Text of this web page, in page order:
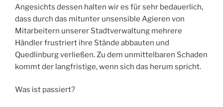
Angesichts dessen halten wir es für sehr bedauerlich,
dass durch das mitunter unsensible Agieren von
Mitarbeitern unserer Stadtverwaltung mehrere
Händler frustriert ihre Stände abbauten und
Quedlinburg verließen. Zu dem unmittelbaren Schaden
kommt der langfristige, wenn sich das herum spricht.
Was ist passiert?